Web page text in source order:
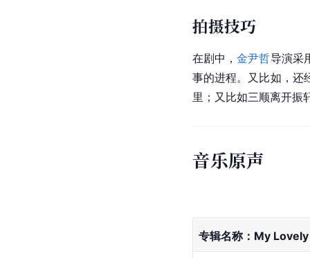
拍摄技巧
在剧中，金尹哲导演采
事的进程。又比如，还
里；又比如三顺离开振
音乐原声
专辑名称：My